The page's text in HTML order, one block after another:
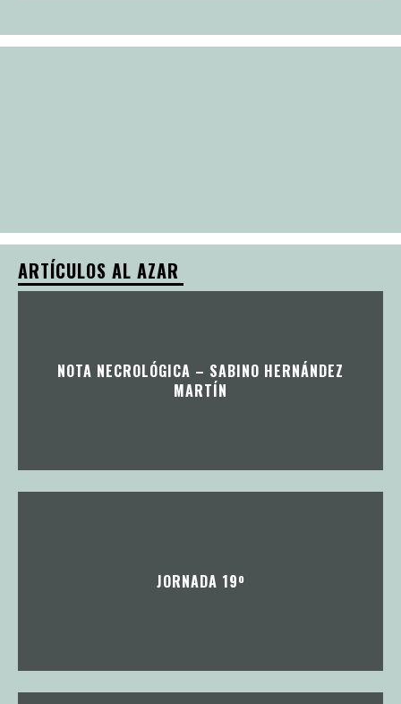
ARTÍCULOS AL AZAR
NOTA NECROLÓGICA – SABINO HERNÁNDEZ
MARTÍN
JORNADA 19º